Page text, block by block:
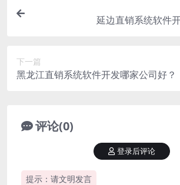
延边直销系统软件
下一篇
黑龙江直销系统软件开发哪家公司好？
评论(0)
提示：请文明发言
登录后评论